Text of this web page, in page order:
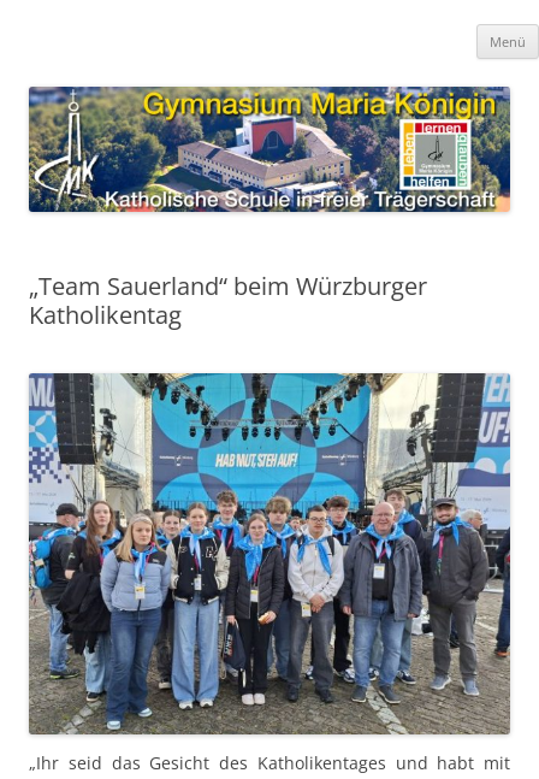
Menü
„Team Sauerland“ beim Würzburger
Katholikentag
„Ihr seid das Gesicht des Katholikentages und habt mit